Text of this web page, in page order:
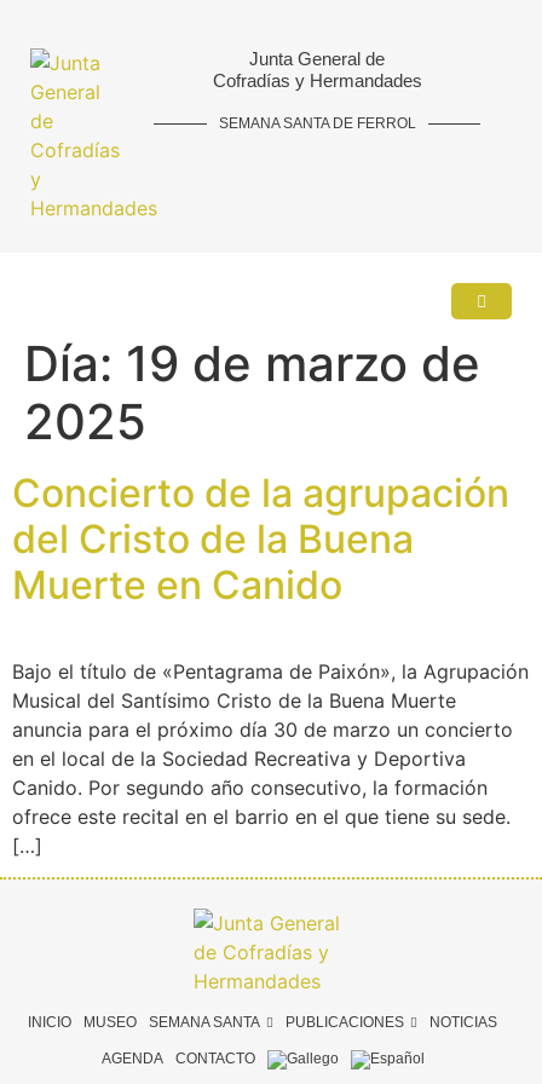
Junta General de
Cofradías y Hermandades
SEMANA SANTA DE FERROL
Día: 19 de marzo de
2025
Concierto de la agrupación
del Cristo de la Buena
Muerte en Canido
Bajo el título de «Pentagrama de Paixón», la Agrupación
Musical del Santísimo Cristo de la Buena Muerte
anuncia para el próximo día 30 de marzo un concierto
en el local de la Sociedad Recreativa y Deportiva
Canido. Por segundo año consecutivo, la formación
ofrece este recital en el barrio en el que tiene su sede.
[…]
INICIO MUSEO SEMANA SANTA PUBLICACIONES NOTICIAS
AGENDA CONTACTO